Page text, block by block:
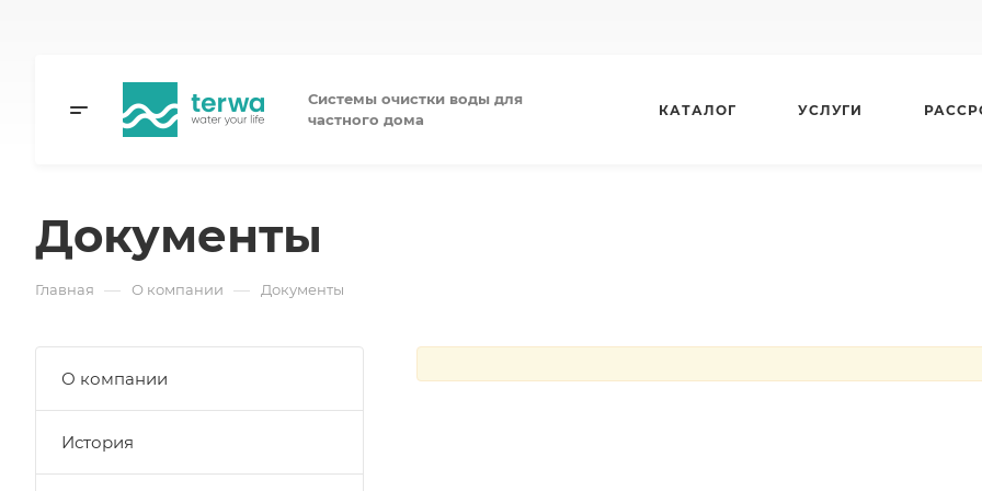
Системы очистки воды для
частного дома
КАТАЛОГ УСЛУГИ
Документы
Главная — О компании — Документы
О компании
История